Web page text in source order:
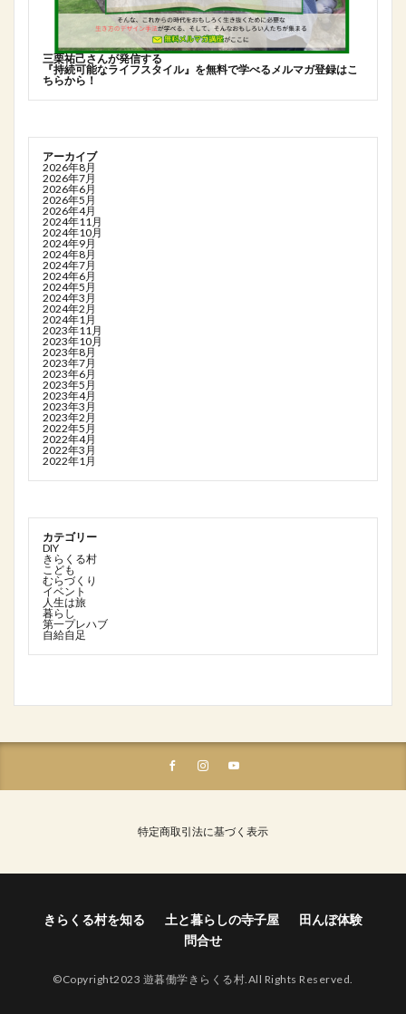
三栗祐己さんが発信する
『持続可能なライフスタイル』を無料で学べるメルマガ登録はこ
ちらから！
アーカイブ
2026年8月
2026年7月
2026年6月
2026年5月
2026年4月
2024年11月
2024年10月
2024年9月
2024年8月
2024年7月
2024年6月
2024年5月
2024年3月
2024年2月
2024年1月
2023年11月
2023年10月
2023年8月
2023年7月
2023年6月
2023年5月
2023年4月
2023年3月
2023年2月
2022年5月
2022年4月
2022年3月
2022年1月
カテゴリー
DIY
きらくる村
こども
むらづくり
イベント
人生は旅
暮らし
第一プレハブ
自給自足
特定商取引法に基づく表示
きらくる村を知る 土と暮らしの寺子屋
田んぼ体験
問合せ
©Copyright2023 遊暮働学きらくる村.All Rights Reserved.